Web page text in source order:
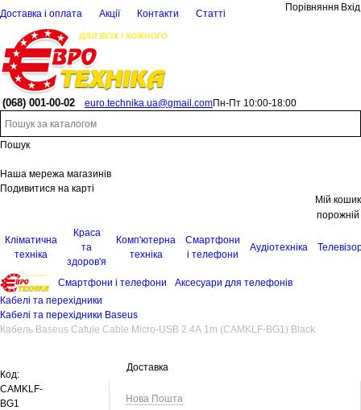
Доставка і оплата Акції Контакти Статті
Порівняння Вхід
(068) 001-00-02 euro.technika.ua@gmail.comПн-Пт 10:00-18:00
Пошук
Наша мережа магазинів
Подивитися на карті
Мій кошик
порожній
Кліматична
техніка
Краса
та
здоров'я
Комп'ютерна
техніка
Смартфони
і телефони
Аудіотехніка
Смартфони і телефони
Аксесуари для телефонів
Кабелі та перехідники
Кабелі та перехідники Baseus
Кабель Baseus Cafule Cable Micro-USB 2.4A 1m (CAMKLF-BG1) Black
Доставка
Нова Пошта
Код:
CAMKLF-
BG1